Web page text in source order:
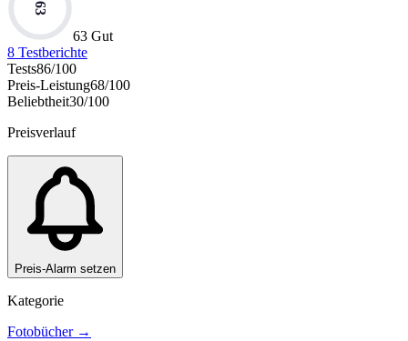
63
63 Gut
8 Testberichte
Tests86/100
Preis-Leistung68/100
Beliebtheit30/100
Preisverlauf
Preis-Alarm setzen
Kategorie
Fotobücher→